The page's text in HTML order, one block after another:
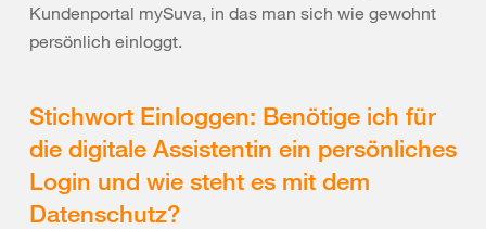
Kundenportal mySuva, in das man sich wie gewohnt
persönlich einloggt.
Stichwort Einloggen: Benötige ich für
die digitale Assistentin ein persönliches
Login und wie steht es mit dem
Datenschutz?